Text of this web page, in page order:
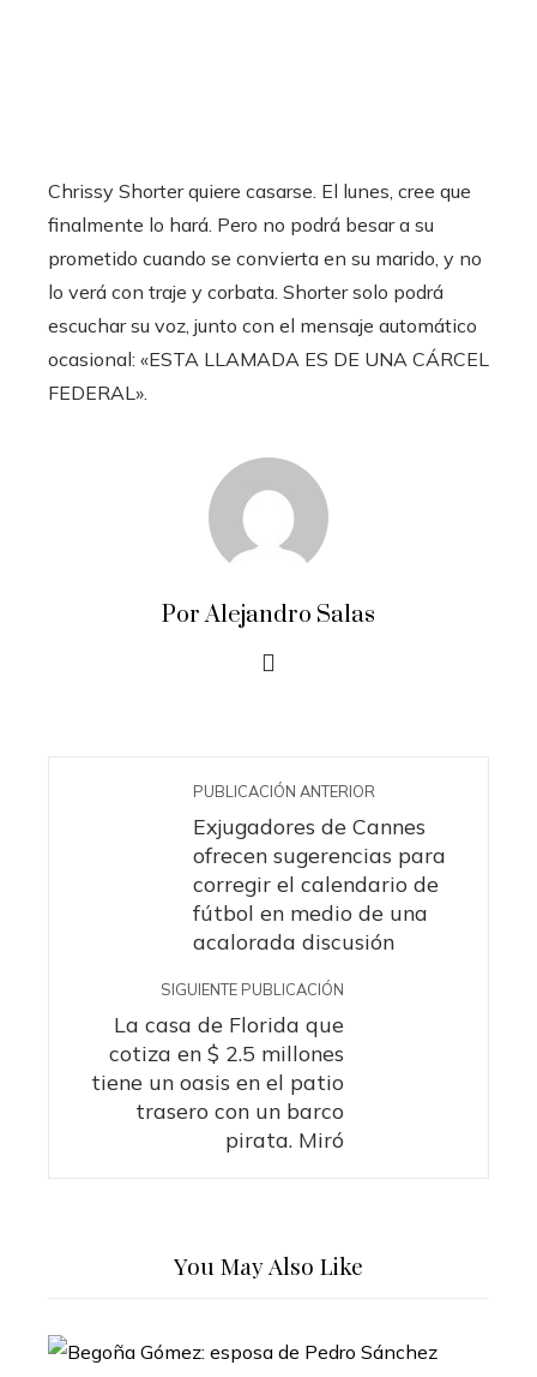
Chrissy Shorter quiere casarse. El lunes, cree que
finalmente lo hará. Pero no podrá besar a su
prometido cuando se convierta en su marido, y no
lo verá con traje y corbata. Shorter solo podrá
escuchar su voz, junto con el mensaje automático
ocasional: «ESTA LLAMADA ES DE UNA CÁRCEL
FEDERAL».
Por Alejandro Salas
PUBLICACIÓN ANTERIOR
Exjugadores de Cannes
ofrecen sugerencias para
corregir el calendario de
fútbol en medio de una
acalorada discusión
SIGUIENTE PUBLICACIÓN
La casa de Florida que
cotiza en $ 2.5 millones
tiene un oasis en el patio
trasero con un barco
pirata. Miró
You May Also Like